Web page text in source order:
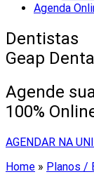
Agenda
Dentistas
Geap
Agende
100%
AGENDAR NA
Home » Planos /